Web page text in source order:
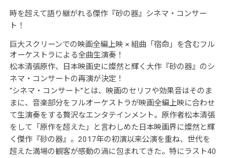
時を超えて語り継がれる傑作『砂の器』シネマ・コンサー
ト！
巨大スクリーンでの映画全編上映 × 組曲「宿命」を含むフル
オーケストラによる全曲生演奏！
松本清張原作、日本映画史に燦然と輝く大作『砂の器』のシ
ネマ・コンサートの再演が決定！
“シネマ・コンサート”とは、映画のセリフや効果音はそのま
まに、音楽部分をフルオーケストラが映画全編上映に合わせ
て生演奏をする贅沢なエンタテインメント。原作者松本清張
をして「原作を超えた」と言わしめた日本映画界に燦然と輝
く傑作『砂の器』。2017年の初演以来公演を重ね、世代を
超えた満場の観客が感動の渦に包まれてきた。特にラスト40